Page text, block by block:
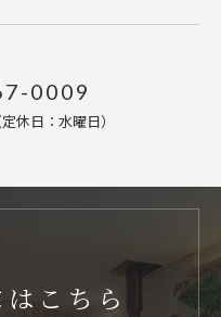
0009
休日：水曜日）
こちら